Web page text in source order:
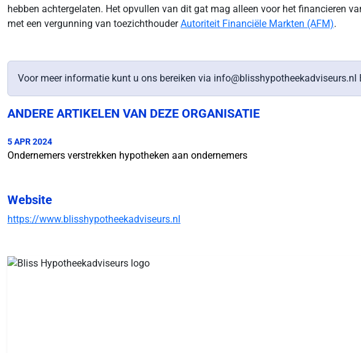
hebben achtergelaten. Het opvullen van dit gat mag alleen voor het financieren
met een vergunning van toezichthouderAutoriteit Financiële Markten (AFM).
Voor meer informatie kunt u ons bereiken via
ANDERE ARTIKELEN VAN DEZE ORGANISATIE
5 APR 2024
Ondernemers verstrekken hypotheken aan ondernemers
Website
https://www.blisshypotheekadviseurs.nl